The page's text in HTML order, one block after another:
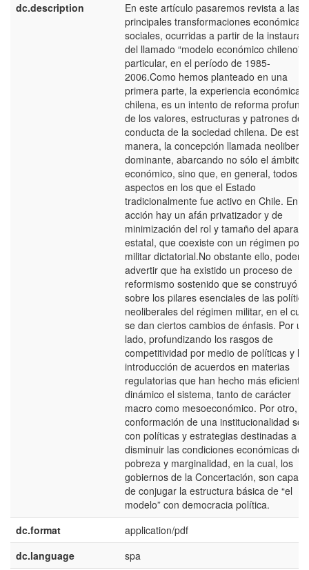
dc.description
En este artículo pasaremos revista a las
principales transformaciones económicas
sociales, ocurridas a partir de la
del llamado “modelo económico chileno”,
particular, en el período de 1985-
2006.Como hemos planteado en una
primera parte, la experiencia económica
chilena, es un intento de reforma
de los valores, estructuras y patrones de
conducta de la sociedad chilena. De esta
manera, la concepción llamada
dominante, abarcando no sólo el ámbito
económico, sino que, en general, todos
aspectos en los que el Estado
tradicionalmente fue activo en Chile. En
acción hay un afán privatizador y de
minimización del rol y tamaño del aparato
estatal, que coexiste con un régimen
militar dictatorial.No obstante ello,
advertir que ha existido un proceso de
reformismo sostenido que se construyó
sobre los pilares esenciales de las
neoliberales del régimen militar, en el
se dan ciertos cambios de énfasis. Por un
lado, profundizando los rasgos de
competitividad por medio de políticas y la
introducción de acuerdos en materias
regulatorias que han hecho más eficiente
dinámico el sistema, tanto de carácter
macro como mesoeconómico. Por otro, la
conformación de una institucionalidad
con políticas y estrategias destinadas a
disminuir las condiciones económicas de
pobreza y marginalidad, en la cual, los
gobiernos de la Concertación, son
de conjugar la estructura básica de “el
modelo” con democracia política.
dc.format
application/pdf
dc.language
spa